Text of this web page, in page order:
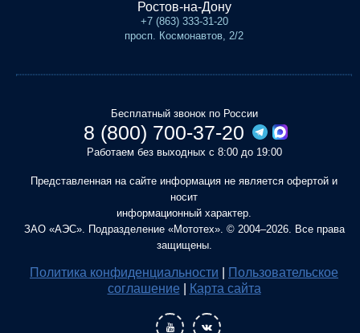
Ростов-на-Дону
+7 (863) 333-31-20
просп. Космонавтов, 2/2
Бесплатный звонок по России
8 (800) 700-37-20
Работаем без выходных с 8:00 до 19:00
Представленная на сайте информация не является офертой и
носит
информационный характер.
ЗАО «АЭС». Подразделение «Мототех». © 2004–2026. Все права
защищены.
Политика конфиденциальности
Пользовательское
соглашение
Карта сайта